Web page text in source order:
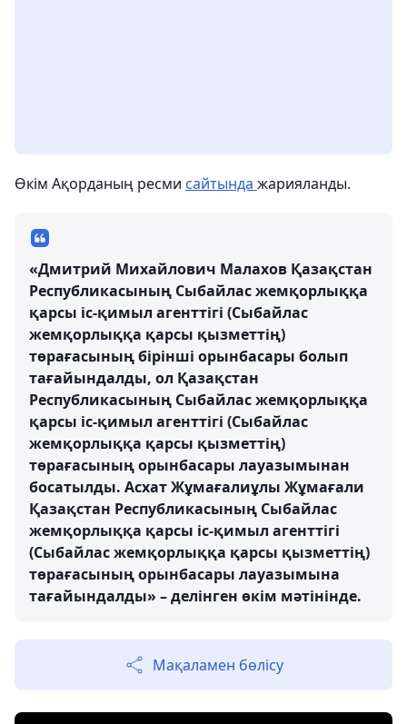
Өкім Ақорданың ресми сайтында жарияланды.
«Дмитрий Михайлович Малахов Қазақстан
Республикасының Сыбайлас жемқорлыққа
қарсы іс-қимыл агенттігі (Сыбайлас
жемқорлыққа қарсы қызметтің)
төрағасының бірінші орынбасары болып
тағайындалды, ол Қазақстан
Республикасының Сыбайлас жемқорлыққа
қарсы іс-қимыл агенттігі (Сыбайлас
жемқорлыққа қарсы қызметтің)
төрағасының орынбасары лауазымынан
босатылды. Асхат Жұмағалиұлы Жұмағали
Қазақстан Республикасының Сыбайлас
жемқорлыққа қарсы іс-қимыл агенттігі
(Сыбайлас жемқорлыққа қарсы қызметтің)
төрағасының орынбасары лауазымына
тағайындалды» – делінген өкім мәтінінде.
Мақаламен бөлісу